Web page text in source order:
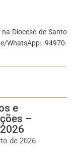
Diocese de Santo
WhatsApp: 94970-
e
–
de 2026